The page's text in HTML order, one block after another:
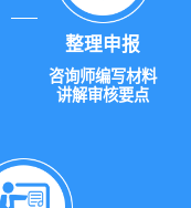
整理申报
咨询师编写材料
讲解审核要点